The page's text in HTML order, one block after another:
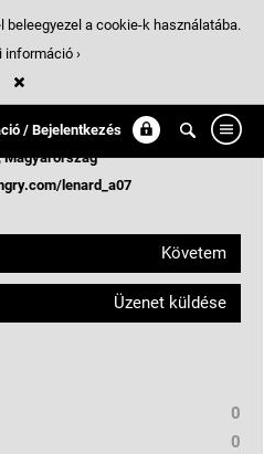
/ Bejelentkezés
Magyarország
lenard_a07
Követem
Üzenet küldése
0
0
a cookie-k használatába.
információ ›